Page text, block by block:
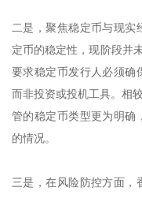
二是，聚焦稳定币与现实
定币的稳定性，现阶段并
要求稳定币发行人必须确
而非投资或投机工具。相
管的稳定币类型更为明确
的情况。
三是，在风险防控方面，